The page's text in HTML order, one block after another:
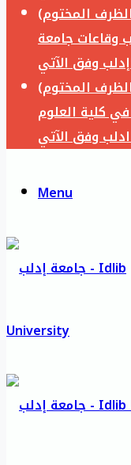
المختوم)
وقاعات جامعة
المختوم)
كلية العلوم
Menu